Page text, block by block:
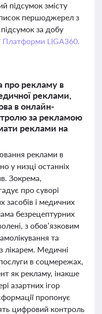
підсумок змісту
першоджерел з
за добу
Платформи LIGA360.
про рекламу в
реклами,
в онлайн-
за рекламою
реклами на
реклами в
у низці останніх
Зокрема,
про суворі
засобів і медичних
безрецептурних
з обов’язковим
та
лікарем. Медичні
в соцмережах,
як рекламу, інакше
азартних ігор
пропонує
цифровий контроль